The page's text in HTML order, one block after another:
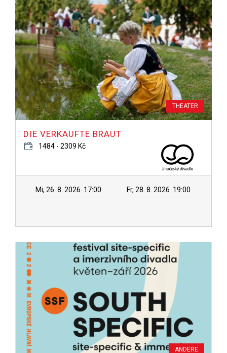
THEATER
DIE VERKAUFTE BRAUT
1484 - 2309 Kč
Mi, 26. 8. 2026 17:00 Fr, 28. 8. 2026 19:00
ANDERE